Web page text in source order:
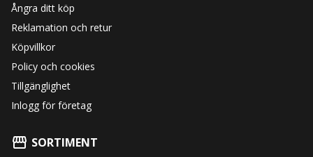
Ångra ditt köp
Reklamation och retur
Köpvillkor
Policy och cookies
Tillgänglighet
Inlogg för företag
SORTIMENT